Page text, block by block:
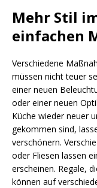
Mehr Stil
einfachen
Verschiedene
müssen nicht teuer
einer neuen
oder einer neuen
Küche wieder neuer
gekommen sind,
verschönern.
oder Fliesen lassen
erscheinen. Regale,
können auf